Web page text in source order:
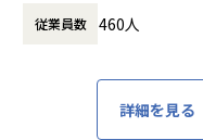
平均年齢32.5歳
95％（2024年8月時点／1
時間外労働
従業員数 460人
詳細を見る